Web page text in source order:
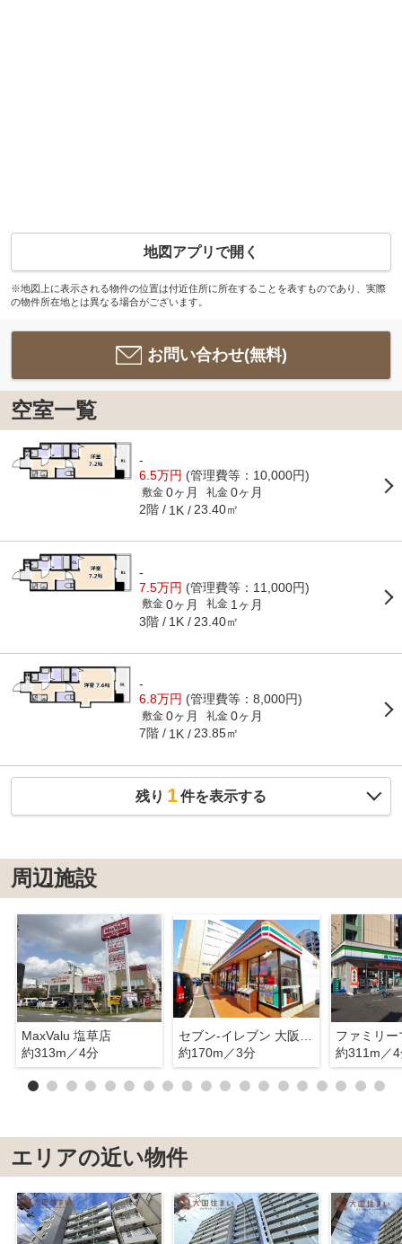
地図アプリで開く
※地図上に表示される物件の位置は付近住所に所在することを表すものであり、実際
の物件所在地とは異なる場合がございます。
お問い合わせ(無料)
空室一覧
-
6.5万円 (管理費等：10,000円)
敷金 0ヶ月 礼金 0ヶ月
2階 1K 23.40㎡
-
7.5万円 (管理費等：11,000円)
敷金 0ヶ月 礼金 1ヶ月
3階 1K 23.40㎡
-
6.8万円 (管理費等：8,000円)
敷金 0ヶ月 礼金 0ヶ月
7階 1K 23.85㎡
残り 1件を表示する
周辺施設
MaxValu 塩草店
約313m／4分
セブン‐イレブン 大阪元町３丁目店
約170m／3分
約311m／
エリアの近い物件